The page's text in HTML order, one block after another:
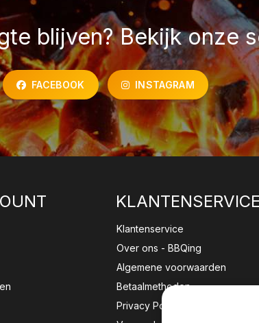
blijven? Bekijk onze
FACEBOOK INSTAGRAM
Klantenservice
Over ons - BBQing
Algemene voorwaarden
Betaalmethoden
Privacy Policy